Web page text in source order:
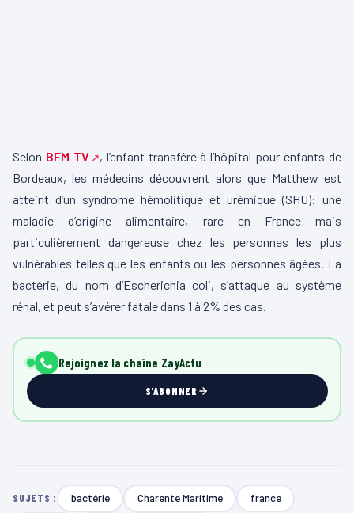
Selon BFM TV
, l’enfant transféré à l’hôpital pour enfants de
Bordeaux, les médecins découvrent alors que Matthew est
atteint d’un syndrome hémolitique et urémique (SHU): une
maladie d’origine alimentaire, rare en France mais
particulièrement dangereuse chez les personnes les plus
vulnérables telles que les enfants ou les personnes âgées. La
bactérie, du nom d’Escherichia coli, s’attaque au système
rénal, et peut s’avérer fatale dans 1 à 2% des cas.
Rejoignez la chaîne ZayActu
S'ABONNER
SUJETS : bactérie Charente Maritime france